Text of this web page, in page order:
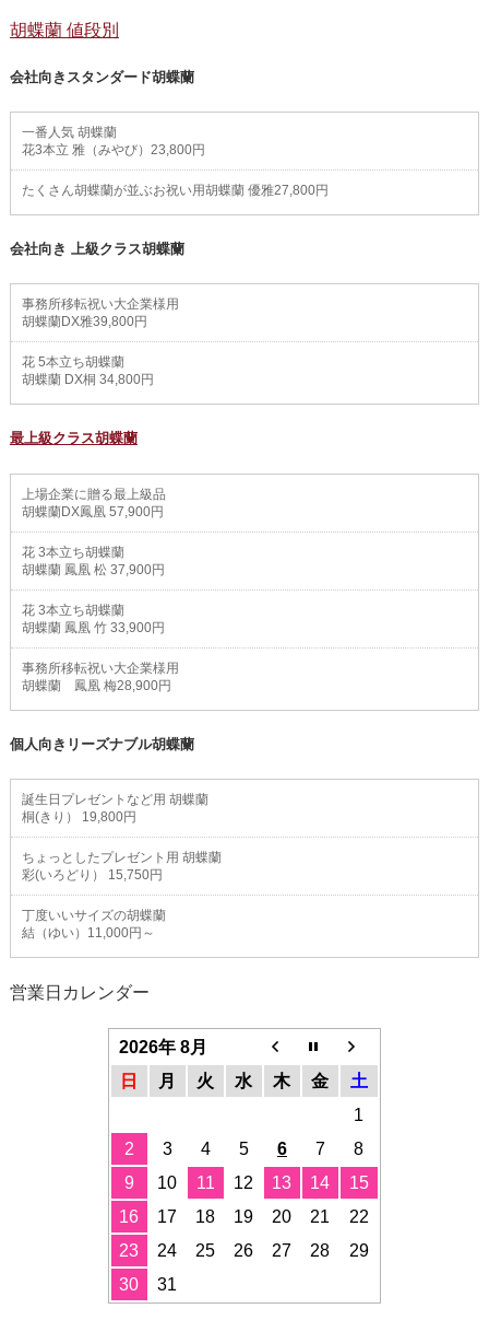
胡蝶蘭 値段別
会社向きスタンダード胡蝶蘭
一番人気 胡蝶蘭
花3本立 雅（みやび）23,800円
たくさん胡蝶蘭が並ぶお祝い用胡蝶蘭 優雅27,800円
会社向き 上級クラス胡蝶蘭
事務所移転祝い大企業様用
胡蝶蘭DX雅39,800円
花 5本立ち胡蝶蘭
胡蝶蘭 DX桐 34,800円
最上級クラス胡蝶蘭
上場企業に贈る最上級品
胡蝶蘭DX鳳凰 57,900円
花 3本立ち胡蝶蘭
胡蝶蘭 鳳凰 松 37,900円
花 3本立ち胡蝶蘭
胡蝶蘭 鳳凰 竹 33,900円
事務所移転祝い大企業様用
胡蝶蘭 鳳凰 梅28,900円
個人向きリーズナブル胡蝶蘭
誕生日プレゼントなど用 胡蝶蘭
桐(きり） 19,800円
ちょっとしたプレゼント用 胡蝶蘭
彩(いろどり） 15,750円
丁度いいサイズの胡蝶蘭
結（ゆい）11,000円～
営業日カレンダー
2026年 8月
日
月 火 水 木 金
土
1
2
3 4 5 6 7
8
9
10 11 12 13 14
15
16
17 18 19 20 21
22
23
24 25 26 27 28
29
30
31